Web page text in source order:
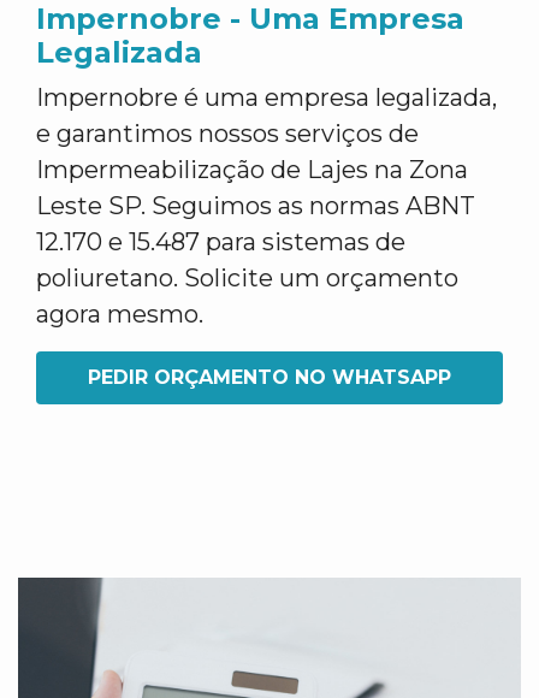
Impernobre - Uma Empresa
Legalizada
Impernobre é uma empresa legalizada,
e garantimos nossos serviços de
Impermeabilização de Lajes na Zona
Leste SP. Seguimos as normas ABNT
12.170 e 15.487 para sistemas de
poliuretano. Solicite um orçamento
agora mesmo.
PEDIR ORÇAMENTO NO WHATSAPP